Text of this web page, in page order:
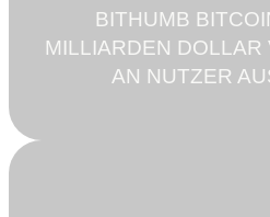
BITHUMB
MILLIARDEN
AN NUTZER